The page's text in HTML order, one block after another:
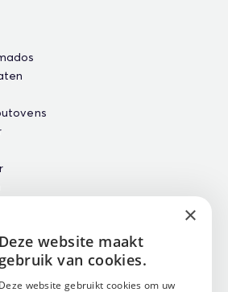
ENGLISH
×
Deze website maakt
gebruik van cookies.
Deze website gebruikt cookies om uw